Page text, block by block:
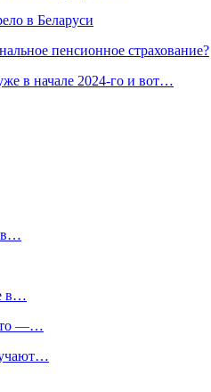
в Беларуси
пенсионное страхование?
в начале 2024-го и вот…
в…
в…
—…